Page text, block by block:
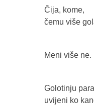
Čija, kome,
čemu više
Meni više ne.
Golotinju
uvijeni ko